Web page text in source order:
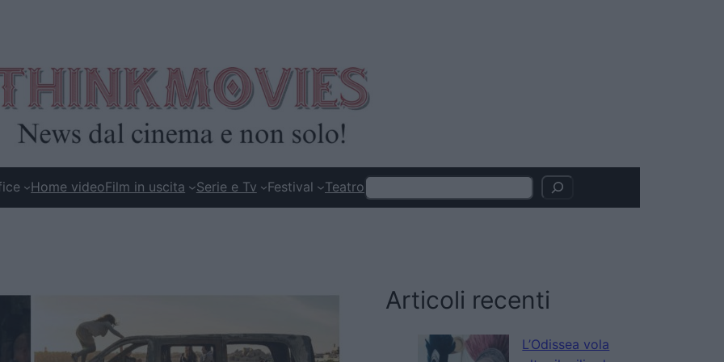
Home videoFilm in uscita Serie e Tv Festival TeatroSearch
Articoli recenti
L’Odissea vola